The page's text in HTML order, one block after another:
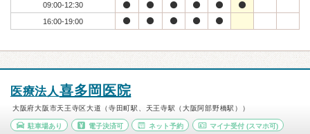
09:00-12:30
16:00-19:00
医療法人喜多岡医院
大阪府大阪市天王寺区大道（寺田町駅、天王寺駅（大阪阿部野橋駅））
駐車場あり 電子決済可 ネット予約 マイナ受付 (スマホ可)